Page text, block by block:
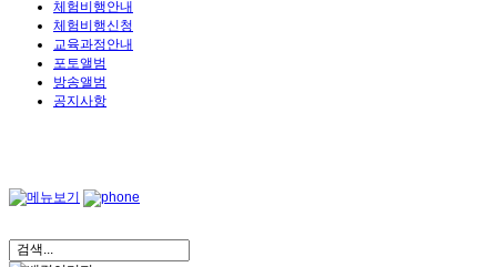
체험비행안내
체험비행신청
교육과정안내
포토앨범
방송앨범
공지사항